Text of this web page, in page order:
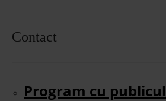
Contact
Program cu publicul